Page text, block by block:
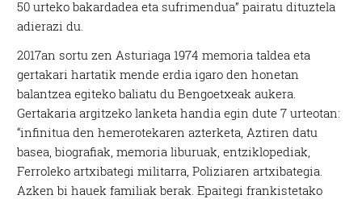
50 urteko bakardadea eta sufrimendua” pairatu dituztela
adierazi du.
2017an sortu zen Asturiaga 1974 memoria taldea eta
gertakari hartatik mende erdia igaro den honetan
balantzea egiteko baliatu du Bengoetxeak aukera.
Gertakaria argitzeko lanketa handia egin dute 7 urteotan:
“infinitua den hemerotekaren azterketa, Aztiren datu
basea, biografiak, memoria liburuak, entziklopediak,
Ferroleko artxibategi militarra, Poliziaren artxibategia.
Azken bi hauek familiak berak. Epaitegi frankistetako